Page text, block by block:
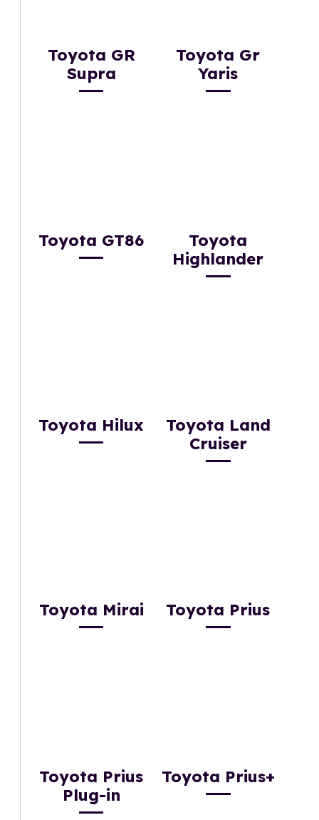
Toyota GR
Supra
Toyota Gr
Yaris
Toyota GT86
Toyota
Highlander
Toyota Hilux
Toyota Land
Cruiser
Toyota Mirai Toyota Prius
Toyota Prius
Plug-in
Toyota Prius+